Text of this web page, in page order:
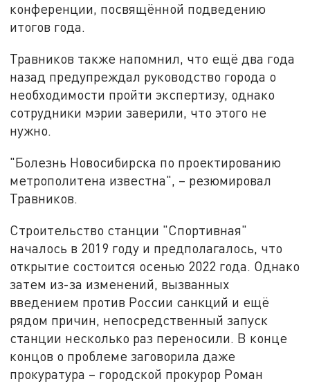
конференции, посвящённой подведению
итогов года.
Травников также напомнил, что ещё два года
назад предупреждал руководство города о
необходимости пройти экспертизу, однако
сотрудники мэрии заверили, что этого не
нужно.
"Болезнь Новосибирска по проектированию
метрополитена известна", – резюмировал
Травников.
Строительство станции "Спортивная"
началось в 2019 году и предполагалось, что
открытие состоится осенью 2022 года. Однако
затем из-за изменений, вызванных
введением против России санкций и ещё
рядом причин, непосредственный запуск
станции несколько раз переносили. В конце
концов о проблеме заговорила даже
прокуратура – городской прокурор Роман